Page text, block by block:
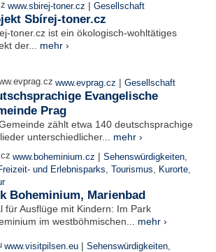
www.sbirej-toner.cz | Gesellschaft
Sbírej-toner.cz
toner.cz ist ein ökologisch-wohltätiges
der... mehr ›
www.evprag.cz | Gesellschaft
Evangelische
Prag
zählt etwa 140 deutschsprachige
unterschiedlicher... mehr ›
www.boheminium.cz | Sehenswürdigkeiten,
und Erlebnisparks, Tourismus, Kurorte,
Boheminium, Marienbad
für Ausflüge mit Kindern: Im Park
im westböhmischen... mehr ›
www.visitpilsen.eu | Sehenswürdigkeiten,